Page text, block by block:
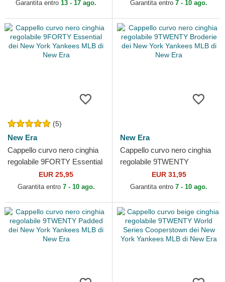
Garantita entro 13 - 17 ago. Garantita entro 7 - 10 ago.
(5)
New Era
Cappello curvo nero cinghia
regolabile 9FORTY Essential
dei New York Yankees MLB
di New Era
EUR 25,95
Garantita entro 7 - 10 ago.
New Era
Cappello curvo nero cinghia
regolabile 9TWENTY
Broderie dei New York
Yankees MLB di New Era
EUR 31,95
Garantita entro 7 - 10 ago.